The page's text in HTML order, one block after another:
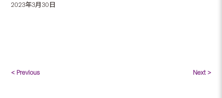
2023年3月30日
< Previous Next >